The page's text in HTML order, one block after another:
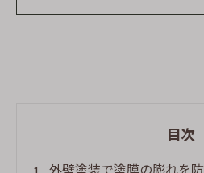
目次
外壁塗装で塗膜の膨れを